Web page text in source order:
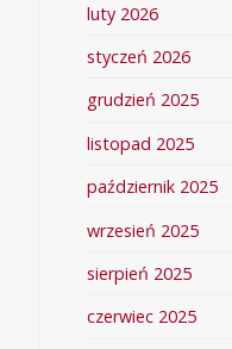
luty 2026
styczeń 2026
grudzień 2025
listopad 2025
październik 2025
wrzesień 2025
sierpień 2025
czerwiec 2025